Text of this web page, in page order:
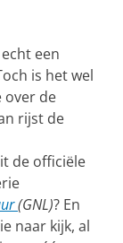
een
is het wel
over de
rijst de
de officiële
(GNL)? En
naar kijk, al